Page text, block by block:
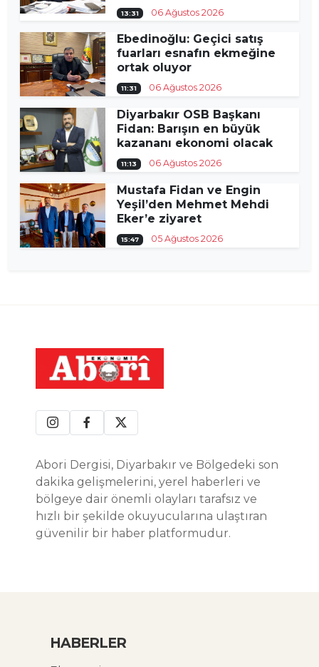
13:31 06 Ağustos 2026
Ebedinoğlu: Geçici satış
fuarları esnafın ekmeğine
ortak oluyor
11:31 06 Ağustos 2026
Diyarbakır OSB Başkanı
Fidan: Barışın en büyük
kazananı ekonomi olacak
11:13 06 Ağustos 2026
Mustafa Fidan ve Engin
Yeşil’den Mehmet Mehdi
Eker’e ziyaret
15:47 05 Ağustos 2026
Abori Dergisi, Diyarbakır ve Bölgedeki son
dakika gelişmelerini, yerel haberleri ve
bölgeye dair önemli olayları tarafsız ve
hızlı bir şekilde okuyucularına ulaştıran
güvenilir bir haber platformudur.
HABERLER